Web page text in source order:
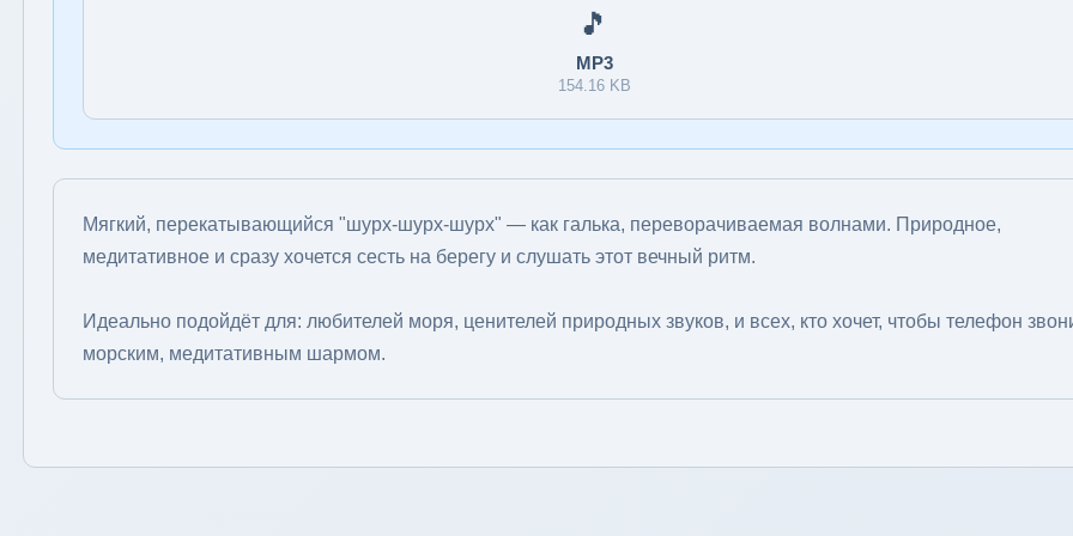
🎵
MP3
154.16 KB
Мягкий, перекатывающийся "шурх-шурх-шурх" — как галька, переворачиваемая волнами. Природное,
медитативное и сразу хочется сесть на берегу и слушать этот вечный ритм.
Идеально подойдёт для: любителей моря, ценителей природных звуков, и всех, кто хочет, чтобы телефон
морским, медитативным шармом.